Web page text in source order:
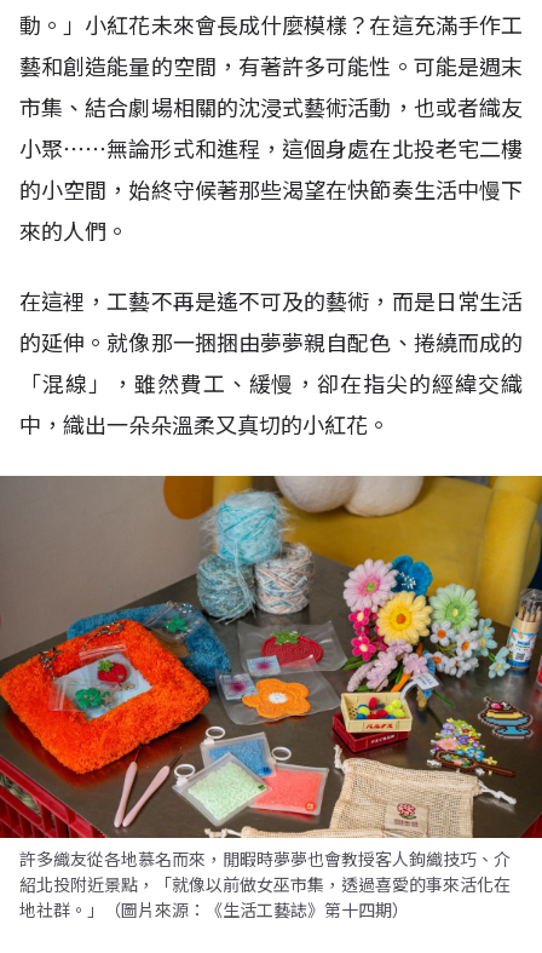
動。」小紅花未來會長成什麼模樣？在這充滿手作工
藝和創造能量的空間，有著許多可能性。可能是週末
市集、結合劇場相關的沈浸式藝術活動，也或者織友
小聚⋯⋯無論形式和進程，這個身處在北投老宅二樓
的小空間，始終守候著那些渴望在快節奏生活中慢下
來的人們。
在這裡，工藝不再是遙不可及的藝術，而是日常生活
的延伸。就像那一捆捆由夢夢親自配色、捲繞而成的
「混線」，雖然費工、緩慢，卻在指尖的經緯交織
中，織出一朵朵溫柔又真切的小紅花。
許多織友從各地慕名而來，閒暇時夢夢也會教授客人鉤織技巧、介
紹北投附近景點，「就像以前做女巫市集，透過喜愛的事來活化在
地社群。」（圖片來源：《生活工藝誌》第十四期）